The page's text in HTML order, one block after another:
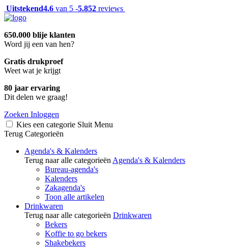
Uitstekend4.6 van 5 -5.852 reviews
650.000 blije klanten
Word jij een van hen?
Gratis drukproef
Weet wat je krijgt
80 jaar ervaring
Dit delen we graag!
Zoeken Inloggen
Kies een categorie Sluit Menu
Terug Categorieën
Agenda's & Kalenders
Terug naar alle categorieën Agenda's & Kalenders
Bureau-agenda's
Kalenders
Zakagenda's
Toon alle artikelen
Drinkwaren
Terug naar alle categorieën Drinkwaren
Bekers
Koffie to go bekers
Shakebekers